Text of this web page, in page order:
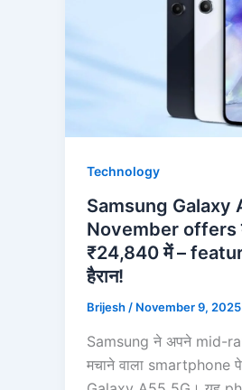
Technology
Samsung Galaxy
November offers के
₹24,840 में –
हैरान!
Brijesh / November 9, 2025
Samsung ने अपने mid-
मचाने वाला smartphone